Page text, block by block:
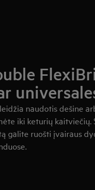
naudotis dešine
iki keturių kaitviečių.
galite ruošti įvairaus